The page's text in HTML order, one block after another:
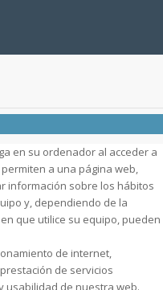
en su ordenador al acceder a
a una página web,
información sobre los hábitos
y, dependiendo de la
que utilice su equipo, pueden
de internet,
de servicios
usabilidad de nuestra web.